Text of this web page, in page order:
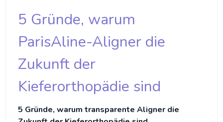
5 Gründe, warum
ParisAline-Aligner die
Zukunft der
Kieferorthopädie sind
5 Gründe, warum transparente Aligner die